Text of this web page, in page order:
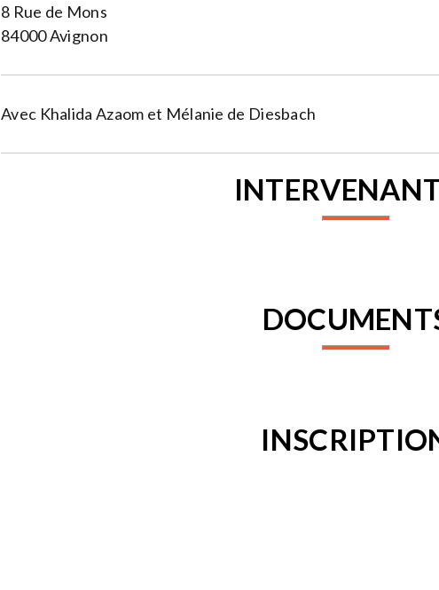
8 Rue de Mons
84000 Avignon
Avec Khalida Azaom et Mélanie de Diesbach